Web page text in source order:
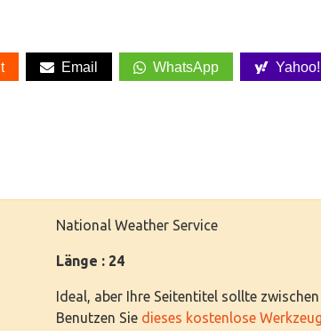
Email WhatsApp
National Weather Service
Länge : 24
Ideal, aber Ihre Seitentitel sollte
Benutzen Sie dieses kostenlose Werkzeug